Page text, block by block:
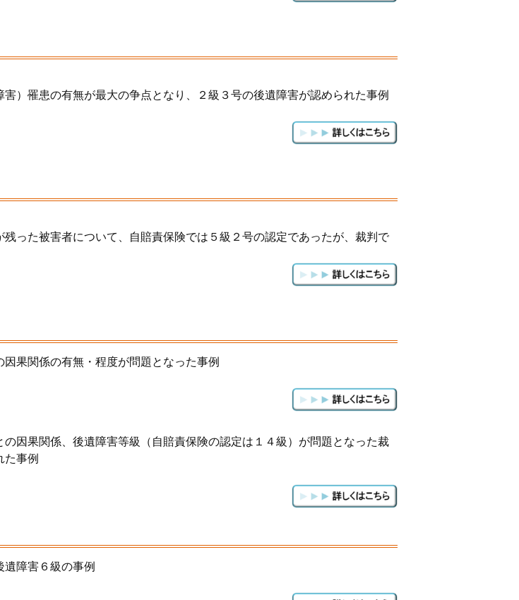
）罹患の有無が最大の争点となり、２級３号の後遺障害が認められた事例
った被害者について、自賠責保険では５級２号の認定であったが、裁判で
果関係の有無・程度が問題となった事例
因果関係、後遺障害等級（自賠責保険の認定は１４級）が問題となった裁
た事例
障害６級の事例